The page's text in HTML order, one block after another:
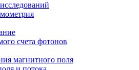
счета фотонов
магнитного поля